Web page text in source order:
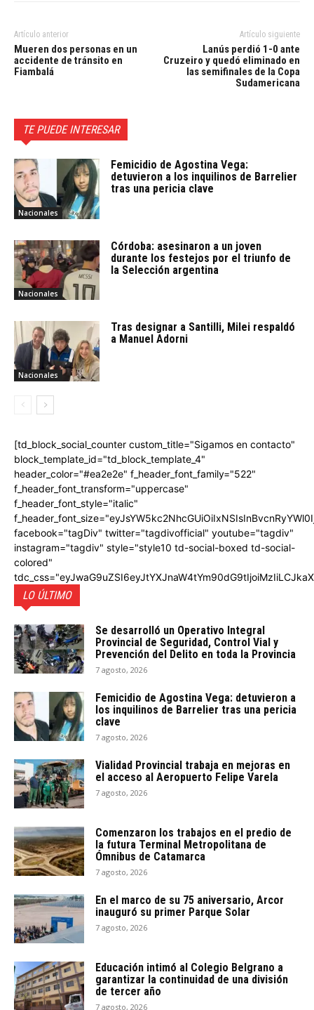
Artículo anterior
Mueren dos personas en un
accidente de tránsito en
Fiambalá
Artículo siguiente
Lanús perdió 1-0 ante
Cruzeiro y quedó eliminado en
las semifinales de la Copa
Sudamericana
TE PUEDE INTERESAR
Nacionales
Femicidio de Agostina Vega:
detuvieron a los inquilinos de Barrelier
tras una pericia clave
Nacionales
Córdoba: asesinaron a un joven
durante los festejos por el triunfo de
la Selección argentina
Nacionales
Tras designar a Santilli, Milei respaldó
a Manuel Adorni
[td_block_social_counter custom_title="Sigamos en contacto"
block_template_id="td_block_template_4"
header_color="#ea2e2e" f_header_font_family="522"
f_header_font_transform="uppercase"
f_header_font_style="italic"
facebook="tagDiv" twitter="tagdivofficial" youtube="tagdiv"
instagram="tagdiv" style="style10 td-social-boxed td-social-
colored"
LO ÚLTIMO
Se desarrolló un Operativo Integral
Provincial de Seguridad, Control Vial y
Prevención del Delito en toda la Provincia
7 agosto, 2026
Femicidio de Agostina Vega: detuvieron a
los inquilinos de Barrelier tras una pericia
clave
7 agosto, 2026
Vialidad Provincial trabaja en mejoras en
el acceso al Aeropuerto Felipe Varela
7 agosto, 2026
Comenzaron los trabajos en el predio de
la futura Terminal Metropolitana de
Ómnibus de Catamarca
7 agosto, 2026
En el marco de su 75 aniversario, Arcor
inauguró su primer Parque Solar
7 agosto, 2026
Educación intimó al Colegio Belgrano a
garantizar la continuidad de una división
de tercer año
7 agosto, 2026